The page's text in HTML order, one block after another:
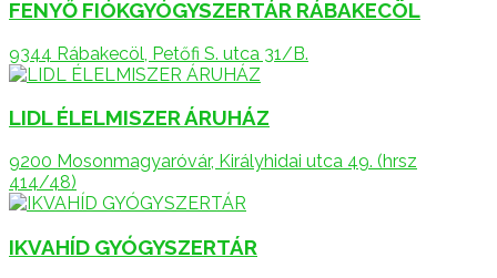
FENYŐ FIÓKGYÓGYSZERTÁR RÁBAKECÖL
9344 Rábakecöl, Petőfi S. utca 31/B.
LIDL ÉLELMISZER ÁRUHÁZ
9200 Mosonmagyaróvár, Királyhidai utca 49. (hrsz
414/48)
IKVAHÍD GYÓGYSZERTÁR